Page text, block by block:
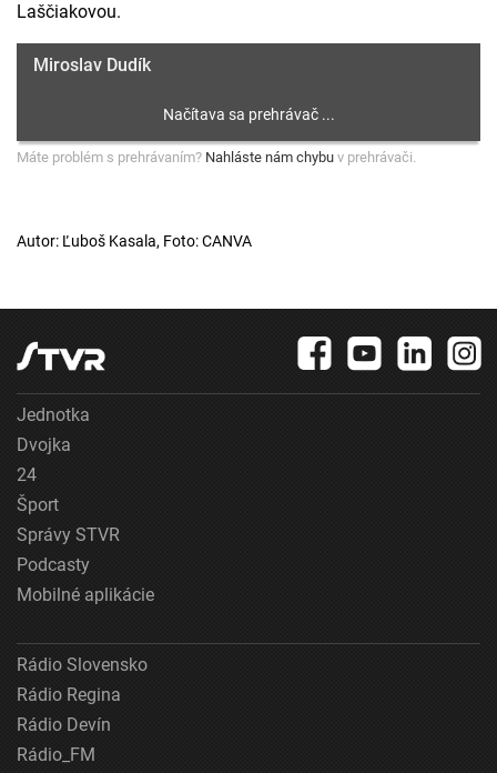
Laščiakovou.
Miroslav Dudík
Máte problém s prehrávaním? Nahláste nám chybu v prehrávači.
Autor: Ľuboš Kasala, Foto: CANVA
Jednotka
Dvojka
24
Šport
Správy STVR
Podcasty
Mobilné aplikácie
Rádio Slovensko
Rádio Regina
Rádio Devín
Rádio_FM